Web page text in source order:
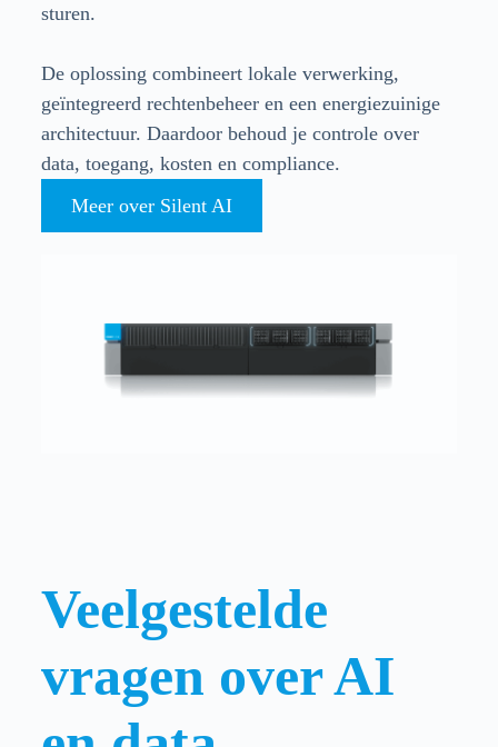
sturen.
De oplossing combineert lokale verwerking,
geïntegreerd rechtenbeheer en een energiezuinige
architectuur. Daardoor behoud je controle over
data, toegang, kosten en compliance.
Meer over Silent AI
Veelgestelde
vragen over AI